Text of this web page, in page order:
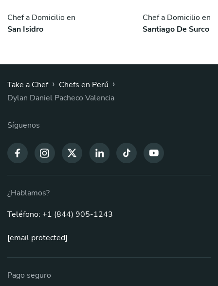
Chef a Domicilio en
San Isidro
Chef a Domicilio en
Santiago De Surco
Take a Chef › Chefs en Perú ›
Dylan Daniel Pacheco Valencia
Síguenos
¿Hablamos?
Teléfono: +1 (844) 905-1243
[email protected]
Pago seguro